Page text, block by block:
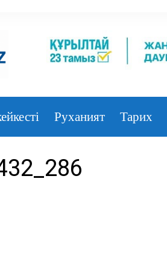
Руханият Тарих